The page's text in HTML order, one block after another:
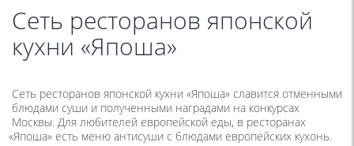
Сеть ресторанов японской
кухни «Япоша»
Сеть ресторанов японской кухни «Япоша» славится отменными
блюдами суши и полученными наградами на конкурсах
Москвы. Для любителей европейской еды, в ресторанах
«Япоша» есть меню антисуши с блюдами европейских кухонь.